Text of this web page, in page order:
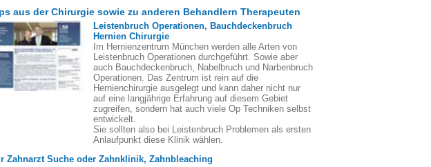
aus der Chirurgie sowie zu anderen Behandlern Therapeuten
Leistenbruch Operationen, Bauchdeckenbruch
Hernien Chirurgie
Im Hernienzentrum München werden alle Arten von
Leistenbruch Operationen durchgeführt. Sowie aber
auch Bauchdeckenbruch, Nabelbruch und Narbenbruch
Operationen. Das Zentrum ist rein auf die
Hernienchirurgie ausgelegt und kann daher nicht nur
auf eine langjährige Erfahrung auf diesem Gebiet
zugreifen, sondern hat auch viele Op Techniken selbst
entwickelt.
Sie sollten also bei Leistenbruch Problemen als ersten
Anlaufpunkt diese Klinik wählen.
Zahnarzt Suche oder Zahnklinik, Zahnbleaching